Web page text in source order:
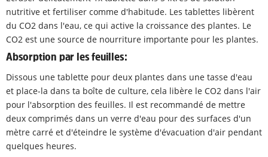
nutritive et fertiliser comme d'habitude. Les tablettes libèrent
du CO2 dans l'eau, ce qui active la croissance des plantes. Le
CO2 est une source de nourriture importante pour les plantes.
Absorption par les feuilles:
Dissous une tablette pour deux plantes dans une tasse d'eau
et place-la dans ta boîte de culture, cela libère le CO2 dans l'air
pour l'absorption des feuilles. Il est recommandé de mettre
deux comprimés dans un verre d'eau pour des surfaces d'un
mètre carré et d'éteindre le système d'évacuation d'air pendant
quelques heures.